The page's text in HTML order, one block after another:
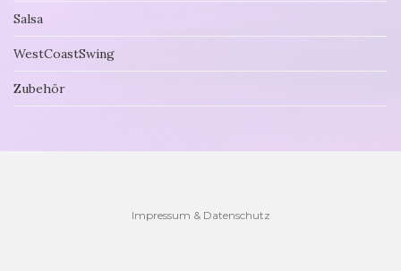
Salsa
WestCoastSwing
Zubehör
Impressum & Datenschutz